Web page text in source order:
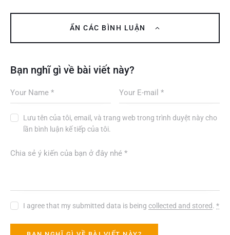
ẨN CÁC BÌNH LUẬN
Bạn nghĩ gì về bài viết này?
Lưu tên của tôi, email, và trang web trong trình duyệt này cho
lần bình luận kế tiếp của tôi.
I agree that my submitted data is beingcollected and stored.*